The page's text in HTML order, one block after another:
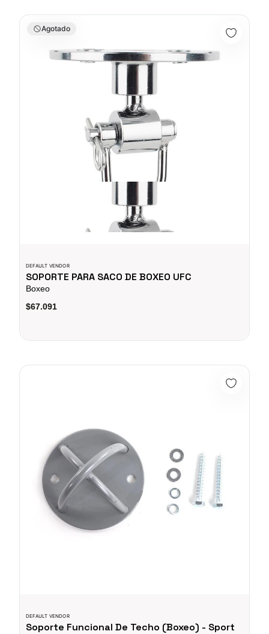
SOPORTE PARA SACO DE BOXEO UFC
Agotado
DEFAULT VENDOR
SOPORTE PARA SACO DE BOXEO UFC
Boxeo
$67.091
Soporte Funcional De Techo (Boxeo) - Sport Fitness 70377
DEFAULT VENDOR
Soporte Funcional De Techo (Boxeo) - Sport